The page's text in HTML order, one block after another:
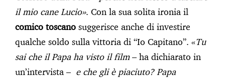
il mio cane Lucio». Con la sua solita ironia il
comico toscano suggerisce anche di investire
qualche soldo sulla vittoria di “Io Capitano”. «Tu
sai che il Papa ha visto il film– ha dichiarato in
un’intervista – e che gli è piaciuto? Papa